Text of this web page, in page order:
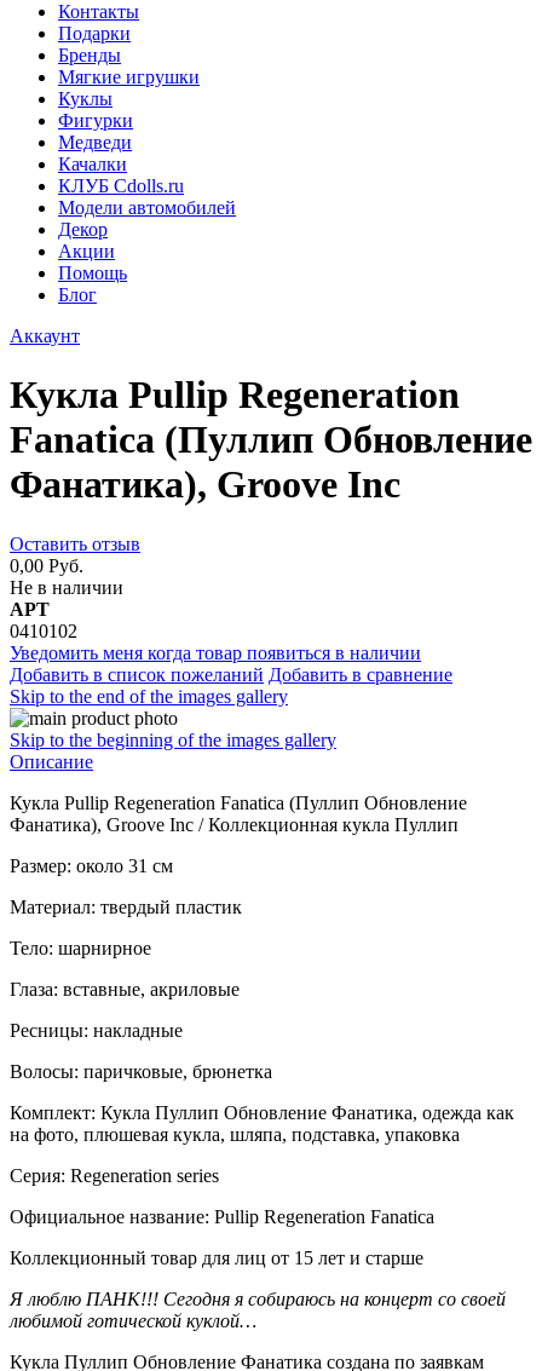
Контакты
Подарки
Бренды
Мягкие игрушки
Куклы
Фигурки
Медведи
Качалки
КЛУБ Cdolls.ru
Модели автомобилей
Декор
Акции
Помощь
Блог
Аккаунт
Кукла Pullip Regeneration
Fanatica (Пуллип Обновление
Фанатика), Groove Inc
Оставить отзыв
0,00 Руб.
Не в наличии
АРТ
0410102
Уведомить меня когда товар появиться в наличии
Добавить в список пожеланий Добавить в сравнение
Skip to the end of the images gallery
Skip to the beginning of the images gallery
Описание
Кукла Pullip Regeneration Fanatica (Пуллип Обновление
Фанатика), Groove Inc / Коллекционная кукла Пуллип
Размер: около 31 см
Материал: твердый пластик
Тело: шарнирное
Глаза: вставные, акриловые
Ресницы: накладные
Волосы: паричковые, брюнетка
Комплект: Кукла Пуллип Обновление Фанатика, одежда как
на фото, плюшевая кукла, шляпа, подставка, упаковка
Серия: Regeneration series
Официальное название: Pullip Regeneration Fanatica
Коллекционный товар для лиц от 15 лет и старше
Я люблю ПАНК!!! Сегодня я собираюсь на концерт со своей
любимой готической куклой…
Кукла Пуллип Обновление Фанатика создана по заявкам